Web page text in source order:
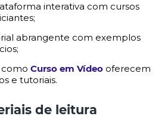
interativa com cursos
abrangente com exemplos
como Curso em Vídeo oferecem
e tutoriais.
de leitura